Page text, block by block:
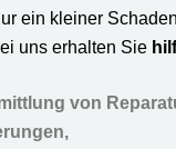
ein kleiner
uns erhalten Sie
von